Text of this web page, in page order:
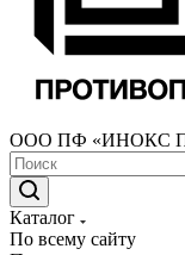
ООО ПФ «ИНОКС
Каталог
По всему сайту